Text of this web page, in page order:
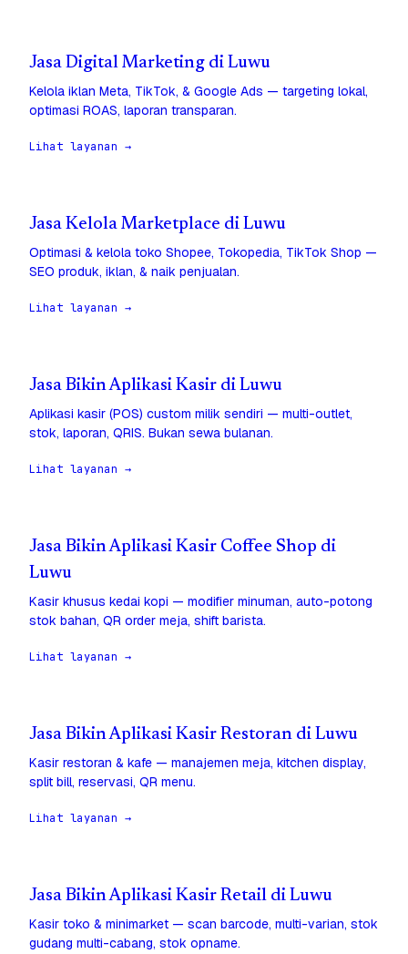
Jasa Digital Marketing di Luwu
Kelola iklan Meta, TikTok, & Google Ads — targeting lokal,
optimasi ROAS, laporan transparan.
Lihat layanan →
Jasa Kelola Marketplace di Luwu
Optimasi & kelola toko Shopee, Tokopedia, TikTok Shop —
SEO produk, iklan, & naik penjualan.
Lihat layanan →
Jasa Bikin Aplikasi Kasir di Luwu
Aplikasi kasir (POS) custom milik sendiri — multi-outlet,
stok, laporan, QRIS. Bukan sewa bulanan.
Lihat layanan →
Jasa Bikin Aplikasi Kasir Coffee Shop di
Luwu
Kasir khusus kedai kopi — modifier minuman, auto-potong
stok bahan, QR order meja, shift barista.
Lihat layanan →
Jasa Bikin Aplikasi Kasir Restoran di Luwu
Kasir restoran & kafe — manajemen meja, kitchen display,
split bill, reservasi, QR menu.
Lihat layanan →
Jasa Bikin Aplikasi Kasir Retail di Luwu
Kasir toko & minimarket — scan barcode, multi-varian, stok
gudang multi-cabang, stok opname.